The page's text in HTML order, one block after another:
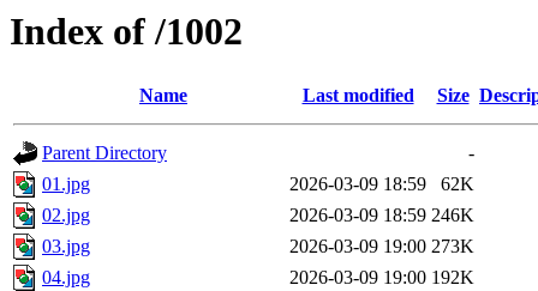
Index of /1002
Name Last modified Size
Parent Directory
-
01.jpg
2026-03-09 18:59
62K
02.jpg
2026-03-09 18:59 246K
03.jpg
2026-03-09 19:00 273K
04.jpg
2026-03-09 19:00 192K